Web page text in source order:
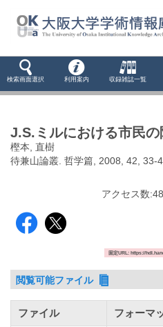
検索画面選択 利用案内 収録雑誌一覧
J.S.ミルにおける市民
樫本, 直樹
待兼山論叢. 哲学篇, 2008, 42, 33-
アクセス数:
固定URL: https://
閲覧可能ファイル
ファイル フォーマ